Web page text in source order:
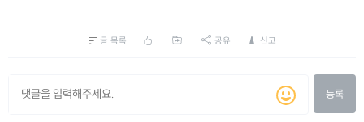
글 목록 공유 신고
등록